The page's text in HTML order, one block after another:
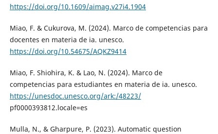
https://doi.org/10.1609/aimag.v27i4.1904
Miao, F. & Cukurova, M. (2024). Marco de competencias para
docentes en materia de ia. unesco.
https://doi.org/10.54675/AQKZ9414
Miao, F. Shiohira, K. & Lao, N. (2024). Marco de
competencias para estudiantes en materia de ia. unesco.
https://unesdoc.unesco.org/ark:/48223/
pf0000393812.locale=es
Mulla, N., & Gharpure, P. (2023). Automatic question